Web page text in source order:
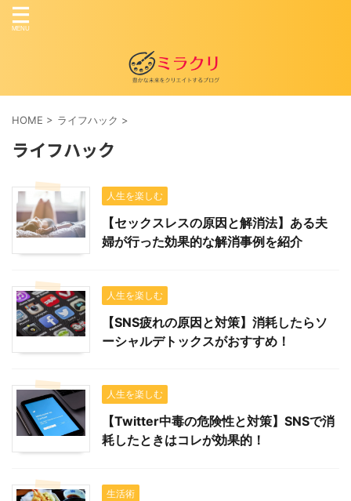
HOME > ライフハック >
ライフハック
人生を楽しむ
【セックスレスの原因と解消法】ある夫
婦が行った効果的な解消事例を紹介
人生を楽しむ
【SNS疲れの原因と対策】消耗したらソ
ーシャルデトックスがおすすめ！
人生を楽しむ
【Twitter中毒の危険性と対策】SNSで消
耗したときはコレが効果的！
生活術